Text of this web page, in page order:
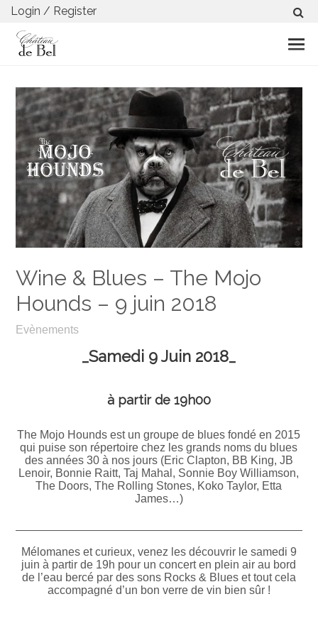
Login / Register
Wine & Blues – The Mojo
Hounds – 9 juin 2018
Evènements
_Samedi 9 Juin 2018_
à partir de 19h00
The Mojo Hounds est un groupe de blues fondé en 2015
qui puise son répertoire chez les grands noms du blues
des années 30 à nos jours (Eric Clapton, BB King, JB
Lenoir, Bonnie Raitt, Taj Mahal, Sonnie Boy Williamson,
The Doors, The Rolling Stones, Koko Taylor, Etta
James…)
Mélomanes et curieux, venez les découvrir le samedi 9
juin à partir de 19h pour un concert en plein air au bord
de l’eau bercé par des sons Rocks & Blues et tout cela
accompagné d’un bon verre de vin bien sûr !